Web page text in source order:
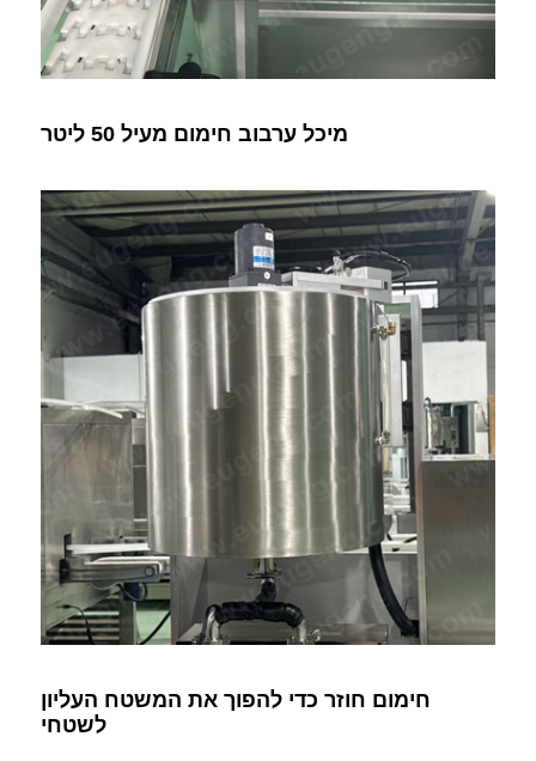
מיכל ערבוב חימום מעיל 50 ליטר
חימום חוזר כדי להפוך את המשטח העליון
לשטחי